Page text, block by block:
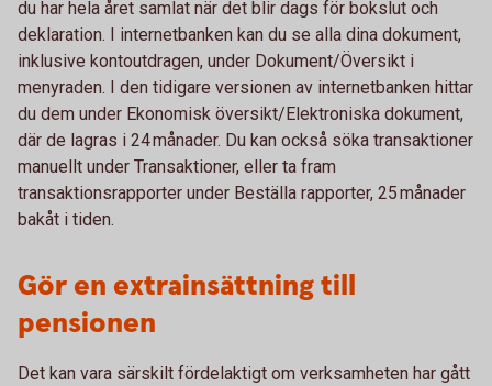
du har hela året samlat när det blir dags för bokslut och
deklaration. I internetbanken kan du se alla dina dokument,
inklusive kontoutdragen, under Dokument/Översikt i
menyraden. I den tidigare versionen av internetbanken hittar
du dem under Ekonomisk översikt/Elektroniska dokument,
där de lagras i 24 månader. Du kan också söka transaktioner
manuellt under Transaktioner, eller ta fram
transaktionsrapporter under Beställa rapporter, 25 månader
bakåt i tiden.
Gör en extrainsättning till
pensionen
Det kan vara särskilt fördelaktigt om verksamheten har gått